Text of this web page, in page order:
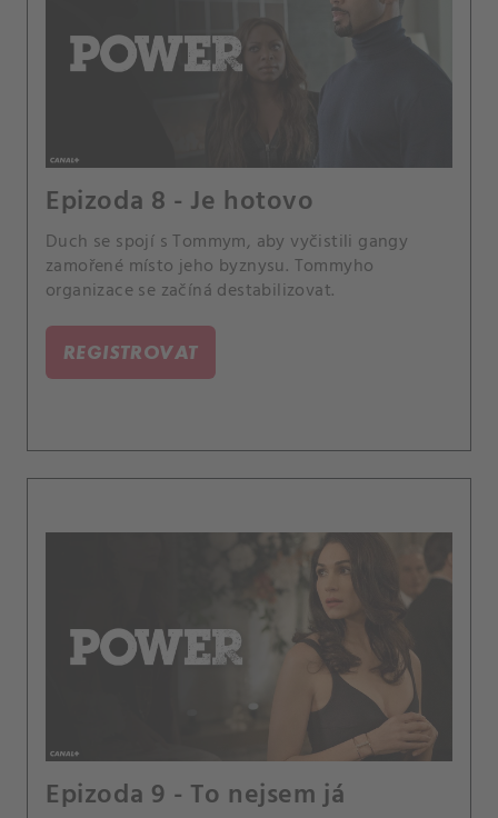
Epizoda 8 - Je hotovo
Duch se spojí s Tommym, aby vyčistili gangy
zamořené místo jeho byznysu. Tommyho
organizace se začíná destabilizovat.
REGISTROVAT
Epizoda 9 - To nejsem já